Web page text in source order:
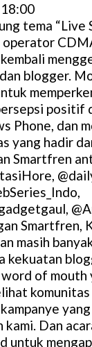
tema “Live
operator
blogger.
positif
Phone, dan
yang hadir
Smartfren
Smartfren,
masih
kekuatan
of mouth
kami. Dan
untuk